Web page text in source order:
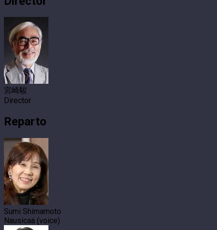
宮崎駿
Director
Reparto
Sumi Shimamoto
Nausicaä (voice)